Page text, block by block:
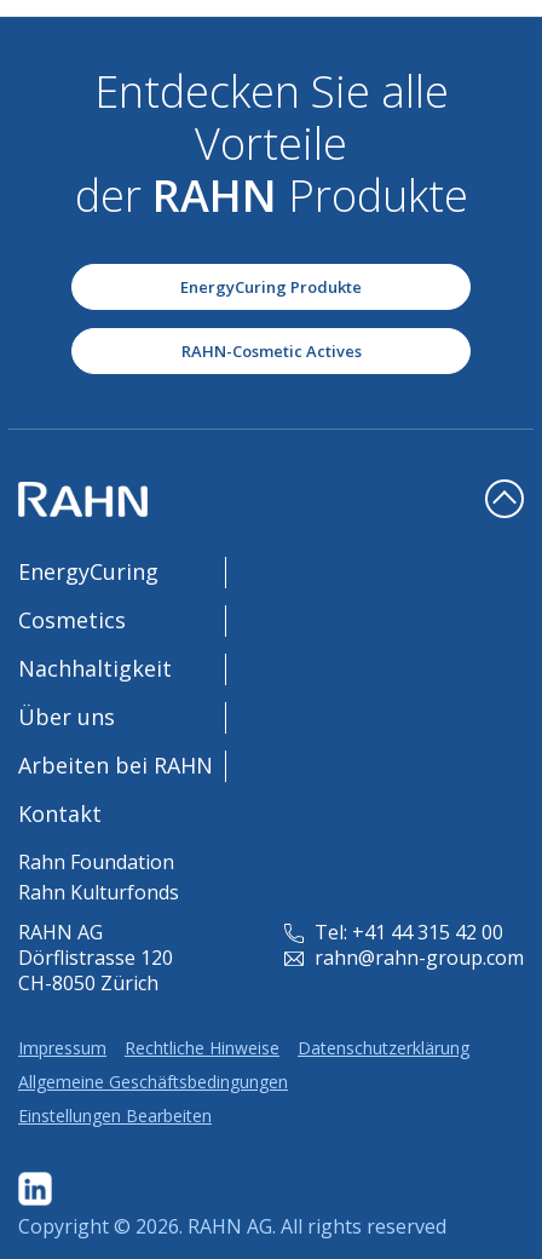
Entdecken Sie alle
Vorteile
der RAHN Produkte
EnergyCuring Produkte
RAHN-Cosmetic Actives
RAHN AG
Dörflistrasse 120
CH-8050 Zürich
Tel: +41 44 315 42 00
rahn@rahn-group.com
EnergyCuring
Cosmetics
Nachhaltigkeit
Über uns
Arbeiten bei RAHN
Kontakt
Rahn Foundation
Rahn Kulturfonds
Impressum Rechtliche Hinweise
Datenschutzerklärung
Allgemeine Geschäftsbedingungen
Einstellungen Bearbeiten
Copyright © 2026. RAHN AG. All rights reserved